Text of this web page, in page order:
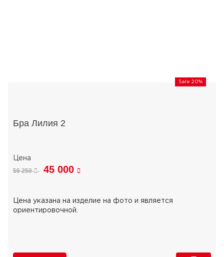
Sale 20%
Бра Лилия 2
56 250 45 000
Цена указана на изделие на фото и является
ориентировочной.